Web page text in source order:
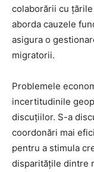
colaborării cu
aborda cauzele
asigura o
migratorii.
Problemele
incertitudinile
discuțiilor. S-a
coordonări mai
pentru a stimula
disparitățile dintre